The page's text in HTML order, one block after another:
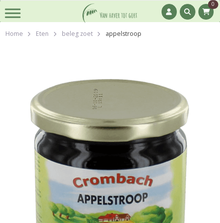
0
Home Eten beleg zoet appelstroop